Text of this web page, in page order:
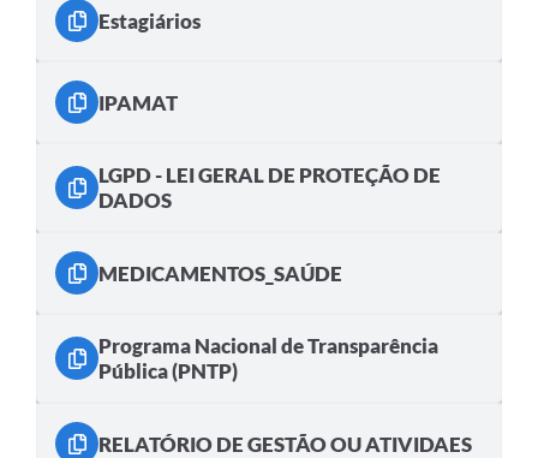
Estagiários
IPAMAT
LGPD - LEI GERAL DE PROTEÇÃO DE
DADOS
MEDICAMENTOS_SAÚDE
Programa Nacional de Transparência
Pública (PNTP)
RELATÓRIO DE GESTÃO OU ATIVIDAES